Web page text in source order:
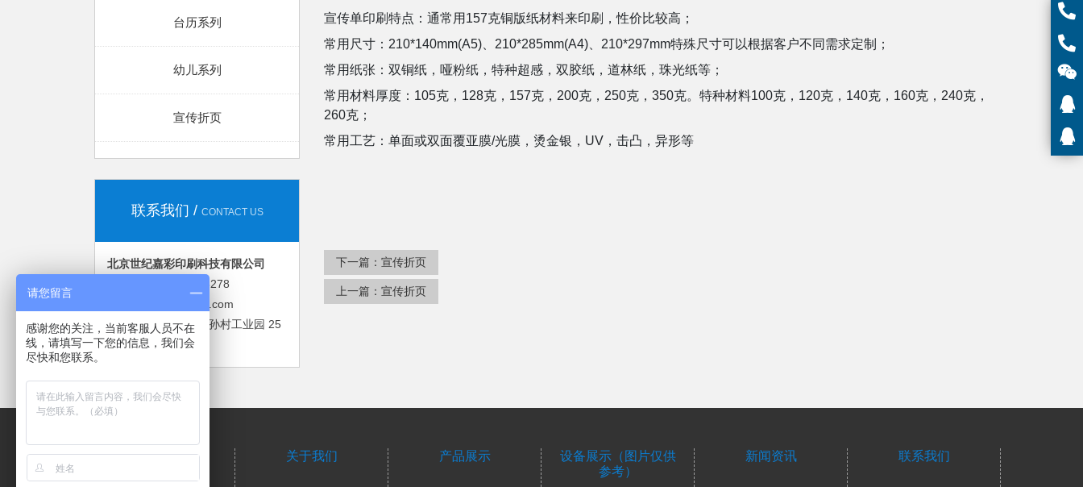
台历系列
幼儿系列
宣传折页
联系我们 CONTACT US
北京世纪嘉彩印刷科技有限公司
刘先生：186 1099 8278
邮箱：lfs123a@163.com
地址：北京市大兴区孙村工业园 25
号
宣传单印刷特点：通常用157克铜版纸材料来印刷，性价比较高；
常用尺寸：210*140mm(A5)、210*285mm(A4)、210*297mm特殊尺寸可以根据客户不同需求定制；
常用纸张：双铜纸，哑粉纸，特种超感，双胶纸，道林纸，珠光纸等；
常用材料厚度：105克，128克，157克，200克，250克，350克。特种材料100克，120克，140克，160克，240克，
260克；
常用工艺：单面或双面覆亚膜/光膜，烫金银，UV，击凸，异形等
下一篇： 宣传折页
上一篇： 宣传折页
网站首页 关于我们 产品展示
设备展示（图片仅供
参考）
新闻资讯 联系我们
请您留言
感谢您的关注，当前客服人员不在
线，请填写一下您的信息，我们会
尽快和您联系。